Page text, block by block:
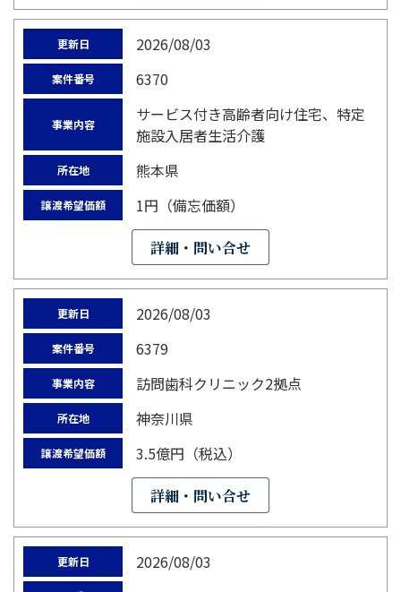
更新日 2026/08/03
案件番号 6370
事業内容
サービス付き高齢者向け住宅、特定
施設入居者生活介護
所在地 熊本県
譲渡希望価額 1円（備忘価額）
詳細・問い合せ
更新日 2026/08/03
案件番号 6379
事業内容 訪問歯科クリニック2拠点
所在地 神奈川県
譲渡希望価額 3.5億円（税込）
詳細・問い合せ
更新日 2026/08/03